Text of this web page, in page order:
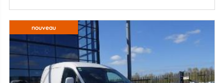
nouveau